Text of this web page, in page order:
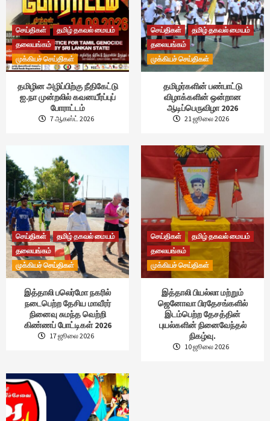
செய்திகள்
தமிழ் தகவல் மையம்
தலையங்கம்
முக்கியச் செய்திகள்
தமிழின அழிப்பிற்கு நீதிகேட்டு
ஐ.நா முன்றலில் கவனயீர்ப்புப்
போராட்டம்
7 ஆகஸ்ட் 2026
செய்திகள்
தமிழ் தகவல் மையம்
தலையங்கம்
முக்கியச் செய்திகள்
தமிழர்களின் பண்பாட்டு
விழாக்களின் ஒன்றான
ஆடிப்பெருவிழா 2026
21 ஜூலை 2026
செய்திகள்
தமிழ் தகவல் மையம்
தலையங்கம்
முக்கியச் செய்திகள்
இத்தாலி பலெர்மோ நகரில்
நடைபெற்ற தேசிய மாவீரர்
நினைவு சுமந்த வெற்றி
கிண்ணப் போட்டிகள் 2026
17 ஜூலை 2026
செய்திகள்
தமிழ் தகவல் மையம்
தலையங்கம்
முக்கியச் செய்திகள்
இத்தாலி பியல்லா மற்றும்
ஜெனோவா பிரதேசங்களில்
இடம்பெற்ற தேசத்தின்
புயல்களின் நினைவேந்தல்
நிகழ்வு.
10 ஜூலை 2026